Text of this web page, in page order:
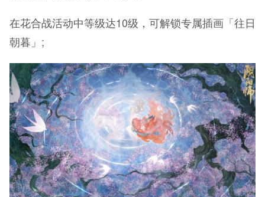
在花合战活动中等级达10级，可解锁专属插画「往日
朝暮」;